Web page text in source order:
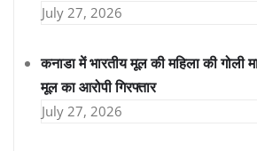
July 27, 2026
कनाडा में भारतीय मूल की महिला की गोली
मूल का आरोपी गिरफ्तार
July 27, 2026